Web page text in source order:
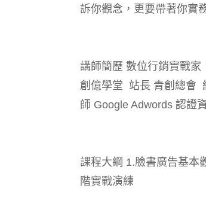
訴你觀念，更要帶著你實
講師簡歷 數位行銷實戰家
創億學堂 站長 青創總會
師 Google Adwords 認證
課程大綱 1.臉書廣告基本
階實戰演練